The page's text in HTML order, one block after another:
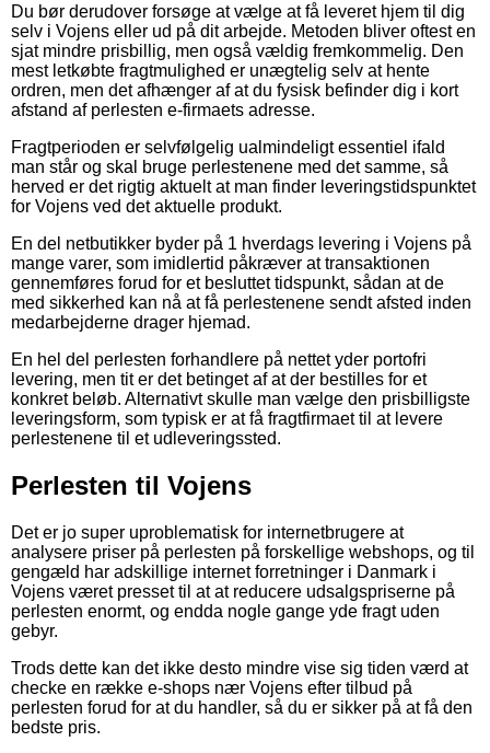
Du bør derudover forsøge at vælge at få leveret hjem til dig
selv i Vojens eller ud på dit arbejde. Metoden bliver oftest en
sjat mindre prisbillig, men også vældig fremkommelig. Den
mest letkøbte fragtmulighed er unægtelig selv at hente
ordren, men det afhænger af at du fysisk befinder dig i kort
afstand af perlesten e-firmaets adresse.
Fragtperioden er selvfølgelig ualmindeligt essentiel ifald
man står og skal bruge perlestenene med det samme, så
herved er det rigtig aktuelt at man finder leveringstidspunktet
for Vojens ved det aktuelle produkt.
En del netbutikker byder på 1 hverdags levering i Vojens på
mange varer, som imidlertid påkræver at transaktionen
gennemføres forud for et besluttet tidspunkt, sådan at de
med sikkerhed kan nå at få perlestenene sendt afsted inden
medarbejderne drager hjemad.
En hel del perlesten forhandlere på nettet yder portofri
levering, men tit er det betinget af at der bestilles for et
konkret beløb. Alternativt skulle man vælge den prisbilligste
leveringsform, som typisk er at få fragtfirmaet til at levere
perlestenene til et udleveringssted.
Perlesten til Vojens
Det er jo super uproblematisk for internetbrugere at
analysere priser på perlesten på forskellige webshops, og til
gengæld har adskillige internet forretninger i Danmark i
Vojens været presset til at at reducere udsalgspriserne på
perlesten enormt, og endda nogle gange yde fragt uden
gebyr.
Trods dette kan det ikke desto mindre vise sig tiden værd at
checke en række e-shops nær Vojens efter tilbud på
perlesten forud for at du handler, så du er sikker på at få den
bedste pris.